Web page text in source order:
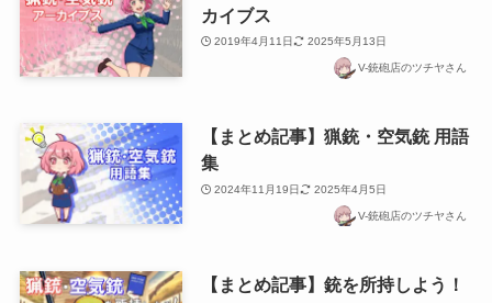
カイブス
2019年4月11日 2025年5月13日
V-銃砲店のツチヤさん
【まとめ記事】猟銃・空気銃 用語
集
2024年11月19日 2025年4月5日
V-銃砲店のツチヤさん
【まとめ記事】銃を所持しよう！